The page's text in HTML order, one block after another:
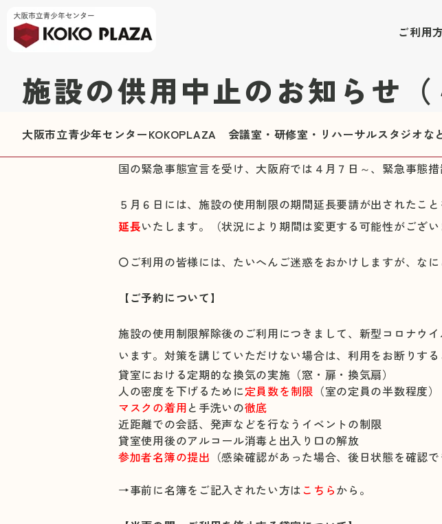
ご利用
施設の供用中止のお知らせ（
大阪市立青少年センターKOKOPLAZA 会議室・研修室・リハーサルスタジオな
国の緊急事態宣言を受け、大阪府では４月７日～、緊急事態措
５月６日には、施設の使用制限の期間延長要請が出されたこ
延長いたします。（状況により期間は変更する可能性がござい
〇ご利用の皆様には、たいへんご迷惑をおかけしますが、な
【ご予約について】
施設の使用制限解除後のご利用につきまして、新型コロナウ
います。対策を講じていただけない場合は、利用をお断りする
貸室における定期的な換気の実施（窓・扉・換気扇）
人の密度を下げるために定員数を制限 （室の定員の半数程度）
マスクの着用と手洗いの徹底
近距離での会話、発声などを行なうイベントの制限
貸室使用後のアルコール消毒と出入り口の解放
参加者名簿の提出 （感染確認があった場合、後日状態を確認で
→事前に名簿をご記入されたい方はこちらから。